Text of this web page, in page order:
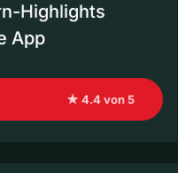
Highlights
App
★ 4.4 von 5